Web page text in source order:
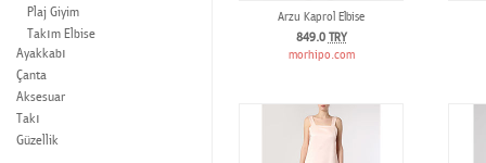
Arzu Kaprol Elbise
849.0 TRY
morhipo.com
Plaj Giyim
Takım Elbise
Ayakkabı
Çanta
Aksesuar
Takı
Güzellik